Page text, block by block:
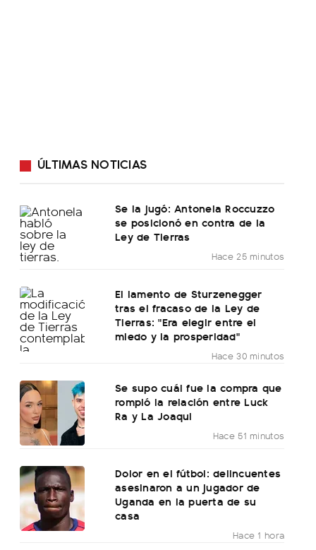
ÚLTIMAS NOTICIAS
Se la jugó: Antonela Roccuzzo
se posicionó en contra de la
Ley de Tierras
Hace 25 minutos
El lamento de Sturzenegger
tras el fracaso de la Ley de
Tierras: "Era elegir entre el
miedo y la prosperidad"
Hace 30 minutos
Se supo cuál fue la compra que
rompió la relación entre Luck
Ra y La Joaqui
Hace 51 minutos
Dolor en el fútbol: delincuentes
asesinaron a un jugador de
Uganda en la puerta de su
casa
Hace 1 hora